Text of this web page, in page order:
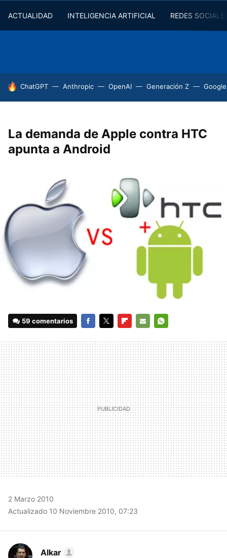
ACTUALIDAD INTELIGENCIA ARTIFICIAL REDES
HOY SE HABLA DE
ChatGPT Anthropic OpenAI Generación Z
La demanda de Apple contra HTC
apunta a Android
59 comentarios
MAIL
2 Marzo 2010
Actualizado 10 Noviembre 2010, 07:23
Alkar